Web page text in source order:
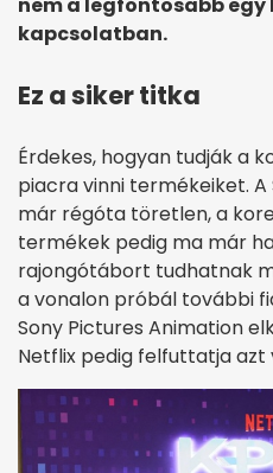
nem a legfontosabb egy
kapcsolatban.
Ez a siker titka
Érdekes, hogyan tudják a
piacra vinni termékeiket. A
már régóta töretlen, a
termékek pedig ma már
rajongótábort tudhatnak
a vonalon próbál további
Sony Pictures Animation
Netflix pedig felfuttatja azt